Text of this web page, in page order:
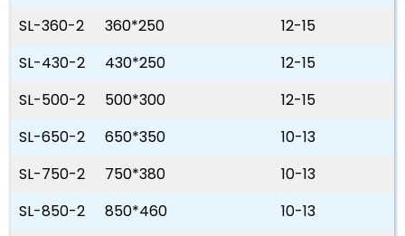
SL-360-2
360*250
12-15
SL-430-2
430*250
12-15
SL-500-2
500*300
12-15
SL-650-2
650*350
10-13
SL-750-2
750*380
10-13
SL-850-2
850*460
10-13